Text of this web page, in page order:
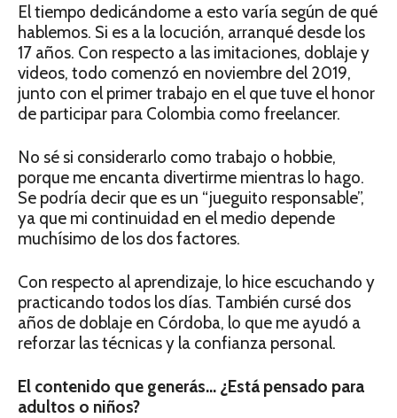
El tiempo dedicándome a esto varía según de qué
hablemos. Si es a la locución, arranqué desde los
17 años. Con respecto a las imitaciones, doblaje y
videos, todo comenzó en noviembre del 2019,
junto con el primer trabajo en el que tuve el honor
de participar para Colombia como freelancer.
No sé si considerarlo como trabajo o hobbie,
porque me encanta divertirme mientras lo hago.
Se podría decir que es un “jueguito responsable”,
ya que mi continuidad en el medio depende
muchísimo de los dos factores.
Con respecto al aprendizaje, lo hice escuchando y
practicando todos los días. También cursé dos
años de doblaje en Córdoba, lo que me ayudó a
reforzar las técnicas y la confianza personal.
El contenido que generás… ¿Está pensado para
adultos o niños?